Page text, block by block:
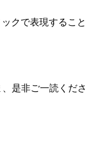
クで表現すること
是非ご一読くださ